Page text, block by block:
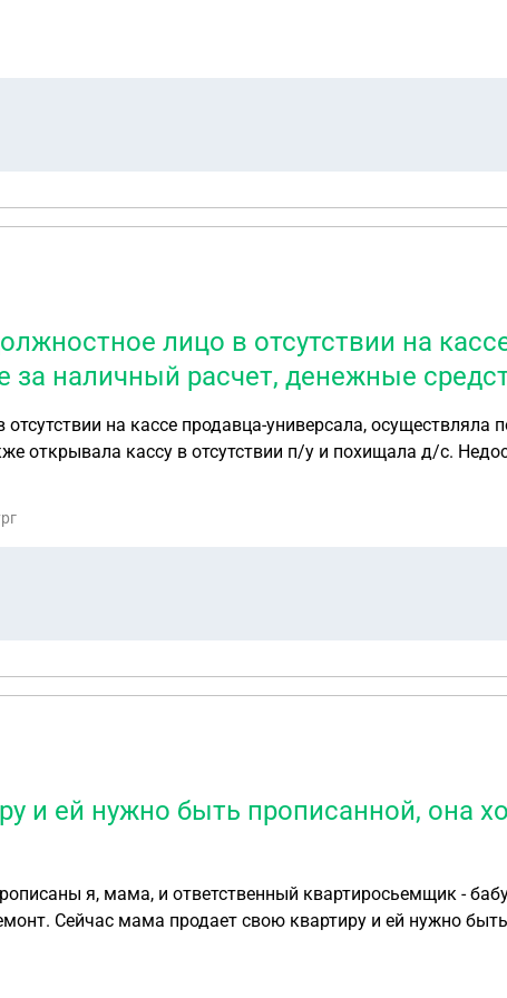
его даже не отправляли все это время. Я написал в
телефон не имеет банковских карт (долги,
может обратно перевести мои денежные средства. Как поступить, чтобы вернуть свои
лицо в отсутствии на
за наличный расчет, денежные
на кассе продавца-универсала, осуществляла
открывала кассу в отсутствии п/у и похищала д/с.
пожалуйста
и ей нужно быть прописанной, она
я, мама, и ответственный квартиросьемщик -
Сейчас мама продает свою квартиру и ей нужно
юридические последствия. Я планирую продавать эту